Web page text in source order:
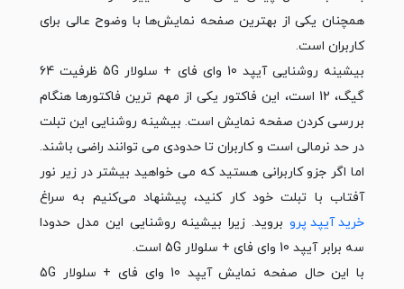
همچنان یکی از بهترین صفحه نمایش‌ها با وضوح عالی برای
کاربران است.
بیشینه روشنایی آیپد 10 وای فای + سلولار 5G ظرفیت 64
گیگ، 12 است، این فاکتور یکی از مهم ‎ترین فاکتورها هنگام
بررسی کردن صفحه نمایش است. بیشینه روشنایی این تبلت
در حد نرمالی است و کاربران تا حدودی می ‎توانند راضی باشند.
اما اگر جزو کاربرانی هستید که می خواهید بیشتر در زیر نور
آفتاب با تبلت خود کار کنید، پیشنهاد می‌کنیم به سراغ
خرید آیپد پرو بروید. زیرا بیشینه روشنایی این مدل حدودا
سه برابر آیپد 10 وای فای + سلولار 5G است.
با این حال صفحه نمایش آیپد 10 وای فای + سلولار 5G